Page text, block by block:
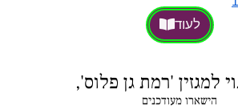
לעוד
למגזין 'רמת גן פלוס',
הישארו מעודכנים